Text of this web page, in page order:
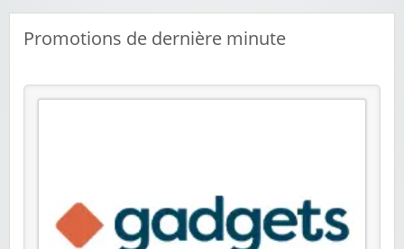
Promotions de dernière minute